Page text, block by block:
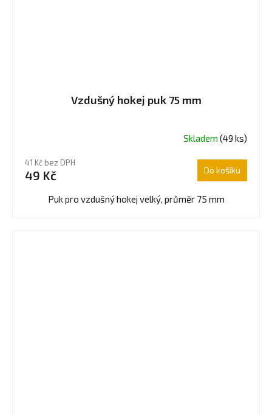
Vzdušný hokej puk 75 mm
Skladem (49 ks)
41 Kč bez DPH
49 Kč Do košíku
Puk pro vzdušný hokej velký, průměr 75 mm